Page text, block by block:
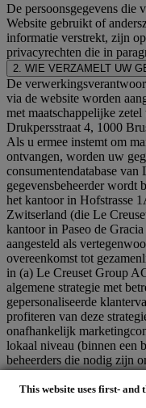
This website uses first-
De persoonsgegevens die
Website gebruikt of
informatie verstrekt, zijn
privacyrechten die in
2. WIE VERZAMELT UW
De
via de website worden
met maatschappelijke
Drukpersstraat 4, 1000
Als u ermee instemt om
ontvangen, worden uw
consumentendatabase
gegevensbeheerder wordt
het kantoor in Hofstrasse
Zwitserland (die Le
kantoor in Paseo de
aangesteld als
overeenkomst tot
in (a) Le Creuset Group
algemene strategie met
gepersonaliseerde
profiteren van deze
onafhankelijk
lokaal niveau (binnen een
beheerders die nodig zijn
rechten af te handelen.
3. WAAROM